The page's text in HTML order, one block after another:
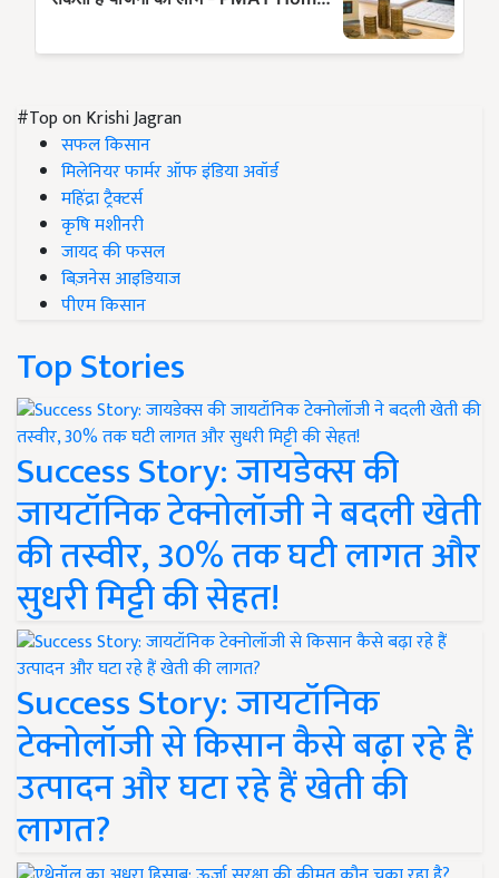
#Top on Krishi Jagran
सफल किसान
मिलेनियर फार्मर ऑफ इंडिया अवॉर्ड
महिंद्रा ट्रैक्टर्स
कृषि मशीनरी
जायद की फसल
बिज़नेस आइडियाज
पीएम किसान
Top Stories
Success Story: जायडेक्स की
जायटॉनिक टेक्नोलॉजी ने बदली खेती
की तस्वीर, 30% तक घटी लागत और
सुधरी मिट्टी की सेहत!
Success Story: जायटॉनिक
टेक्नोलॉजी से किसान कैसे बढ़ा रहे हैं
उत्पादन और घटा रहे हैं खेती की
लागत?